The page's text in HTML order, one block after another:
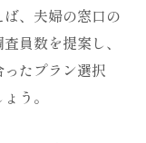
ョンの注意点
頼性とは
果の評価術
に相談を
、夫婦の窓口の
員数を提案し、
たプラン選択
う。